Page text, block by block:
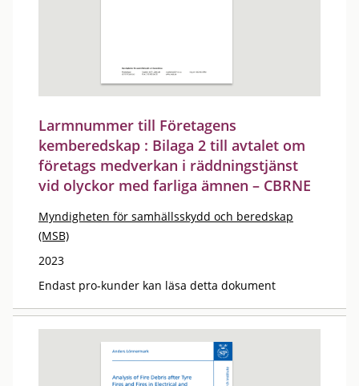
Larmnummer till Företagens
kemberedskap : Bilaga 2 till avtalet om
företags medverkan i räddningstjänst
vid olyckor med farliga ämnen – CBRNE
Myndigheten för samhällsskydd och beredskap
(MSB)
2023
Endast pro-kunder kan läsa detta dokument